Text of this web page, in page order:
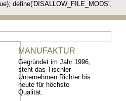
define('DISALLOW_FILE_MODS',
MANUFAKTUR
Gegründet im Jahr 1996,
steht das Tischler-
Unternehmen Richter bis
heute für höchste
Qualität.